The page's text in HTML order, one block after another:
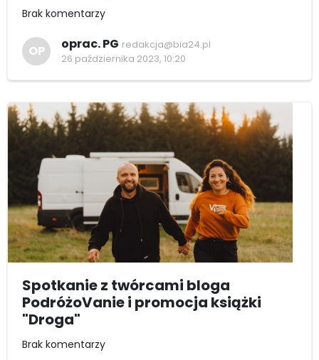
Brak komentarzy
OP oprac. PG redakcja@bia24.pl
26 października 2023, 10:20
Spotkanie z twórcami bloga
PodróżoVanie i promocja książki
"Droga"
Brak komentarzy